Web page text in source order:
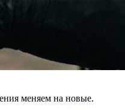
меняем на новые.